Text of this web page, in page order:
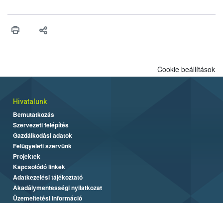
vonni az ebek viselkedésének megítélésében jártas szakértőt.
Cookie beállítások
Hivatalunk
Bemutatkozás
Szervezeti felépítés
Gazdálkodási adatok
Felügyeleti szervünk
Projektek
Kapcsolódó linkek
Adatkezelési tájékoztató
Akadálymentességi nyilatkozat
Üzemeltetési információ